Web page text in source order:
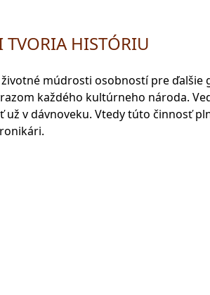
TVORIA HISTÓRIU
múdrosti osobností pre
každého kultúrneho národa.
už v dávnoveku. Vtedy túto činnosť